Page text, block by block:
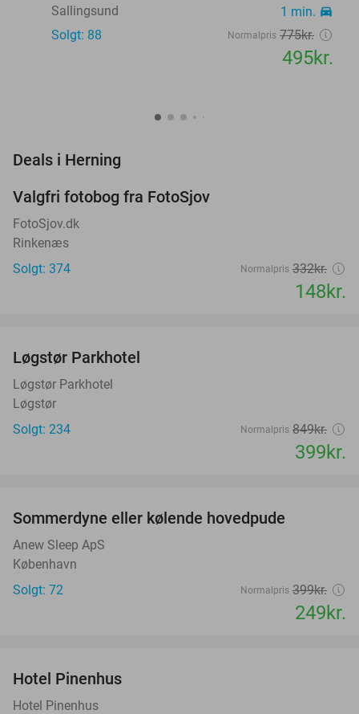
Sallingsund
1 min. directions_car
Solgt: 88 Normalpris 775kr.
495kr.
Deals i Herning
Valgfri fotobog fra FotoSjov
FotoSjov.dk
Rinkenæs
Solgt: 374
Normalpris 332kr.
148kr.
Løgstør Parkhotel
Løgstør Parkhotel
Løgstør
Solgt: 234
Normalpris 849kr.
399kr.
Sommerdyne eller kølende hovedpude
Anew Sleep ApS
København
Solgt: 72
Normalpris 399kr.
249kr.
Hotel Pinenhus
Hotel Pinenhus